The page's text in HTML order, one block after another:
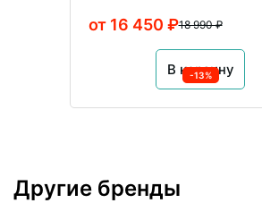
18 990 ₽
от 16 450 ₽
В корзину
-13%
Другие бренды